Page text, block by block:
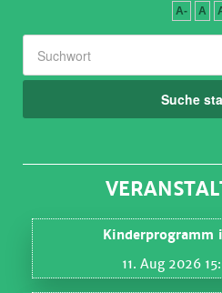
A- A
Suche
Kinderprogramm
11. Aug 2026